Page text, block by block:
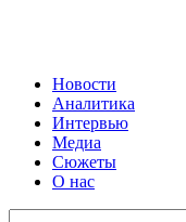
Новости
Аналитика
Интервью
Медиа
Сюжеты
О нас